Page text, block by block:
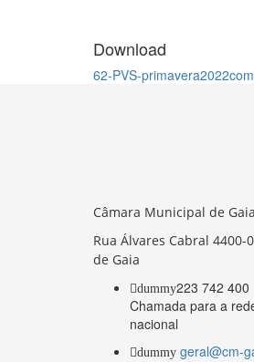
Download
62-PVS-
Câmara Municipal de Gaia
Rua Álvares Cabral 4400-
de Gaia
dummy223 742 400
Chamada para a
nacional
dummy geral@cm-